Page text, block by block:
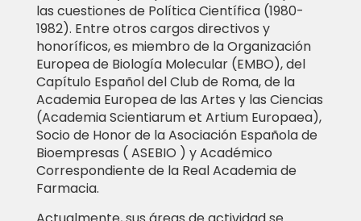
las cuestiones de Política Científica (1980-
1982). Entre otros cargos directivos y
honoríficos, es miembro de la Organización
Europea de Biología Molecular (EMBO), del
Capítulo Español del Club de Roma, de la
Academia Europea de las Artes y las Ciencias
(Academia Scientiarum et Artium Europaea),
Socio de Honor de la Asociación Española de
Bioempresas ( ASEBIO ) y Académico
Correspondiente de la Real Academia de
Farmacia.